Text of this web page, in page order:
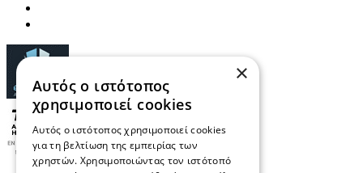
×
Αυτός ο ιστότοπος
χρησιμοποιεί cookies
Αυτός ο ιστότοπος χρησιμοποιεί cookies
για τη βελτίωση της εμπειρίας των
χρηστών. Χρησιμοποιώντας τον ιστότοπό